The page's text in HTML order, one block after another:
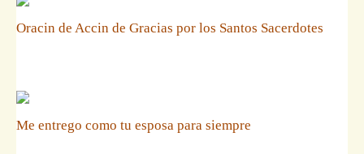
Oracin de Accin de Gracias por los Santos Sacerdotes
Me entrego como tu esposa para siempre